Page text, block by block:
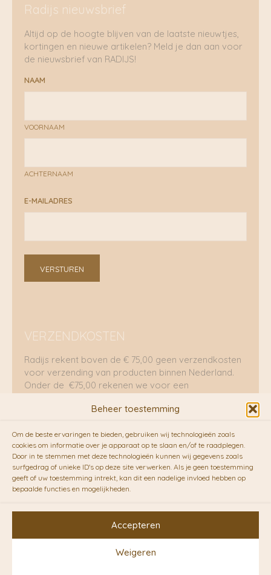
Beheer toestemming
Om de beste ervaringen te bieden, gebruiken wij technologieën zoals
cookies om informatie over je apparaat op te slaan en/of te raadplegen.
Door in te stemmen met deze technologieën kunnen wij gegevens zoals
surfgedrag of unieke ID's op deze site verwerken. Als je geen toestemming
geeft of uw toestemming intrekt, kan dit een nadelige invloed hebben op
bepaalde functies en mogelijkheden.
Accepteren
Weigeren
Radijs nieuwsbrief
Altijd op de hoogte blijven van de laatste nieuwtjes,
kortingen en nieuwe artikelen? Meld je dan aan voor
de nieuwsbrief van RADIJS!
NAAM
VOORNAAM
ACHTERNAAM
E-MAILADRES
VERSTUREN
VERZENDKOSTEN
Radijs rekent boven de € 75,00 geen verzendkosten
voor verzending van producten binnen Nederland.
Onder de €75,00 rekenen we voor een
RADIJS werkt samen met de duurzame bezorgdienst
vanFietskoeriers.nl. Pakketten (mits voorradig) voor
10.00 uur besteld op een doordeweekse dag,
bezorgen zij soms nog op dezelfde dag in de
avonduren! Brievenbuspakjes de volgende dag. En
waar mogelijk ook echt op de fiets!!